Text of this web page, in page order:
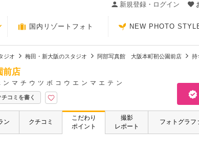
新規登録・ログイン
国内リゾートフォト NEW PHOTO
ジオ 梅田・新大阪のスタジオ 阿部写真館 大阪本町靭公園前店 持
前店
マチウツボコウエンマエテン
チコミを書く
ン クチコミ
こだわり
ポイント
撮影
レポート
フォトグラフ